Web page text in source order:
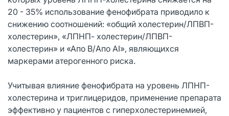
20 - 35% использование фенофибрата приводило к
снижению соотношений: «общий холестерин/ЛПВП-
холестерин», «ЛПНП- холестерин/ЛПВП-
холестерин» и «Апо В/Апо AI», являющихся
маркерами атерогенного риска.
Учитывая влияние фенофибрата на уровень ЛПНП-
холестерина и триглицеридов, применение препарата
эффективно у пациентов с гиперхолестеринемией,